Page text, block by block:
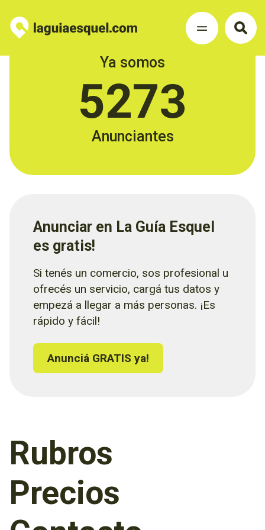
Ya somos
5273
Anunciantes
Anunciar en La Guía Esquel
es gratis!
Si tenés un comercio, sos profesional u
ofrecés un servicio, cargá tus datos y
empezá a llegar a más personas. ¡Es
rápido y fácil!
Anunciá GRATIS ya!
Rubros
Precios